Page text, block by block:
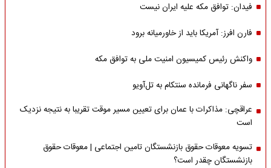
فیدان: توافق مکه علیه ایران نیست
فارن افرز: آمریکا باید از خاورمیانه برود
واکنش رئیس کمیسیون امنیت ملی به توافق مکه
سفر ناگهانی فرمانده سنتکام به تل‌آویو
عراقچی: مذاکرات با عمان برای تعیین مسیر موقت تقریبا به نتیجه نزدیک
است
تسویه معوقات حقوق بازنشستگان تامین اجتماعی | معوقات حقوق
بازنشستگان چقدر است؟